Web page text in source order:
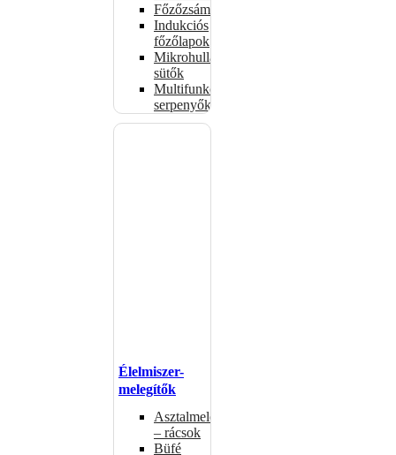
Főzőzsámolyok
Indukciós
főzőlapok
Mikrohullámú
sütők
Multifunkciós
serpenyők
Élelmiszer-
melegítők
Asztalmelegítők
– rácsok
Büfé